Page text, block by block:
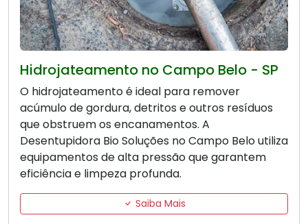
Hidrojateamento no Campo Belo - SP
O hidrojateamento é ideal para remover
acúmulo de gordura, detritos e outros resíduos
que obstruem os encanamentos. A
Desentupidora Bio Soluções no Campo Belo utiliza
equipamentos de alta pressão que garantem
eficiência e limpeza profunda.
Saiba Mais